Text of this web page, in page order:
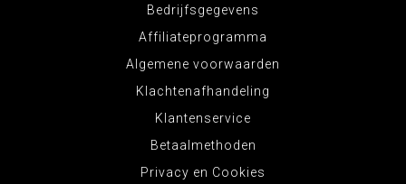
Bedrijfsgegevens
Affiliateprogramma
Algemene voorwaarden
Klachtenafhandeling
Klantenservice
Betaalmethoden
Privacy en Cookies